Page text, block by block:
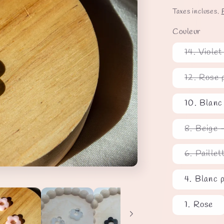
habituel
Taxes incluses.
Couleur
14. Violet
12. Rose
10.
8. Beige
6.
4. Blanc
1. Rose